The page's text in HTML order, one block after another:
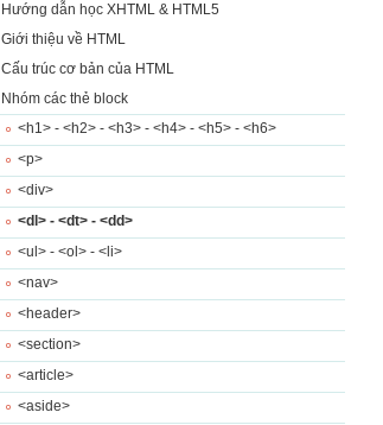
Hướng dẫn học XHTML & HTML5
Giới thiệu về HTML
Cấu trúc cơ bản của HTML
Nhóm các thẻ block
<h1> - <h2> - <h3> - <h4> - <h5> - <h6>
<p>
<div>
<dl> - <dt> - <dd>
<ul> - <ol> - <li>
<nav>
<header>
<section>
<article>
<aside>